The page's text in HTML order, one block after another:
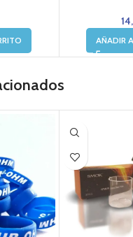
AÑADIR